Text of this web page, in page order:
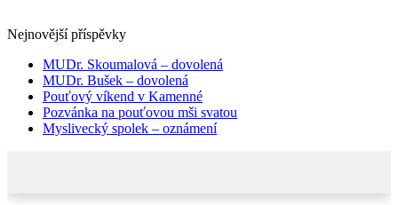
Nejnovější příspěvky
MUDr. Skoumalová – dovolená
MUDr. Bušek – dovolená
Pouťový víkend v Kamenné
Pozvánka na pouťovou mši svatou
Myslivecký spolek – oznámení